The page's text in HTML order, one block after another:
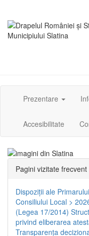
Prezentare
Accesibilitate
Pagini vizitate frecvent
Dispoziţii ale
Consiliului Local >
(Legea 17/2014)
privind eliberarea
Transparenţa